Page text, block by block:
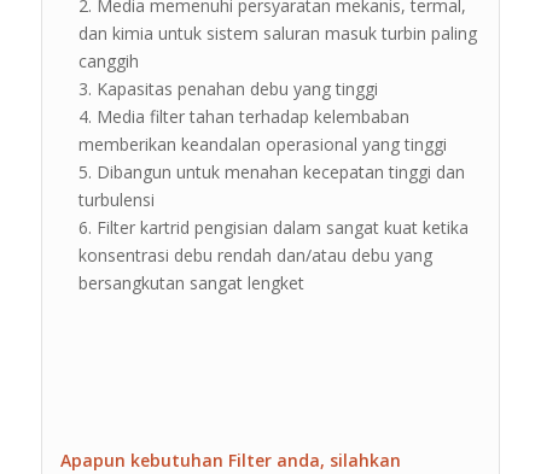
Media memenuhi persyaratan mekanis, termal,
dan kimia untuk sistem saluran masuk turbin paling
canggih
Kapasitas penahan debu yang tinggi
Media filter tahan terhadap kelembaban
memberikan keandalan operasional yang tinggi
Dibangun untuk menahan kecepatan tinggi dan
turbulensi
Filter kartrid pengisian dalam sangat kuat ketika
konsentrasi debu rendah dan/atau debu yang
bersangkutan sangat lengket
Apapun kebutuhan Filter anda, silahkan